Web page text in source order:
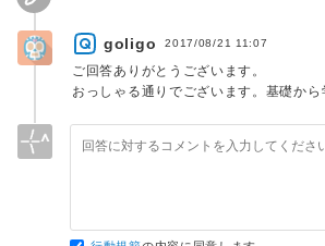
goligo 2017/08/21 11:07
ご回答ありがとうございます。
おっしゃる通りでございます。基礎から